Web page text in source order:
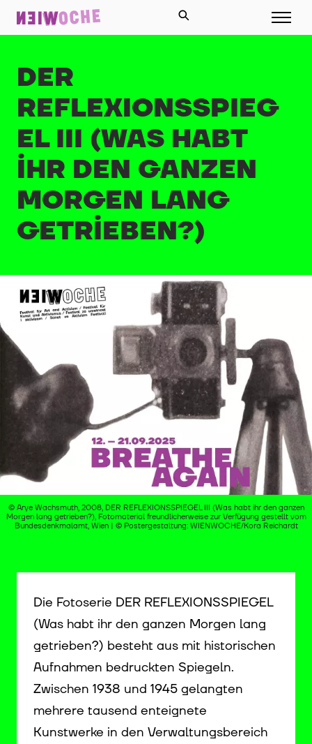
DER
REFLEXIONSSPIEG
EL III (WAS HABT
IHR DEN GANZEN
MORGEN LANG
GETRIEBEN?)
© Arye Wachsmuth, 2008, DER REFLEXIONSSPIEGEL III (Was habt ihr den ganzen
Morgen lang getrieben?), Fotomaterial freundlicherweise zur Verfügung gestellt vom
Bundesdenkmalamt, Wien | © Postergestaltung: WIENWOCHE/Kora Reichardt
Die Fotoserie DER REFLEXIONSSPIEGEL
(Was habt ihr den ganzen Morgen lang
getrieben?) besteht aus mit historischen
Aufnahmen bedruckten Spiegeln.
Zwischen 1938 und 1945 gelangten
mehrere tausend enteignete
Kunstwerke in den Verwaltungsbereich